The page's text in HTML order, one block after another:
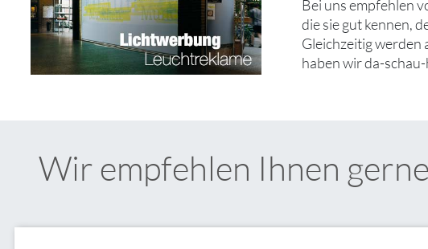
Bei uns empfehlen
die sie gut kennen,
Gleichzeitig werden
haben wir da-
Wir empfehlen Ihnen